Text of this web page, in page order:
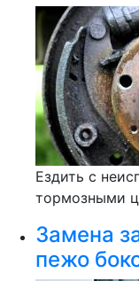
Ездить с
тормозными
Замена
пежо